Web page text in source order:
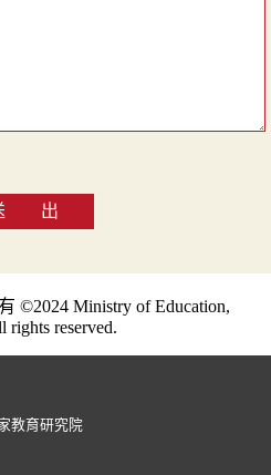
出
©2024 Ministry of Education,
rights reserved.